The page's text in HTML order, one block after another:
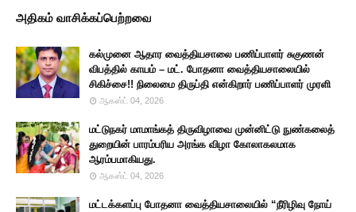
அதிகம் வாசிக்கப்பெற்றவை
கல்முனை ஆதார வைத்தியசாலை பணிப்பாளர் சுகுணன்
விபத்தில் காயம் – மட். போதனா வைத்தியசாலையில்
சிகிச்சை!! நிலைமை திருப்தி என்கிறார் பணிப்பாளர் முரளி
ஆகஸ்ட் 04, 2026
மட்டுநகர் மாமாங்கத் திருவிழாவை முன்னிட்டு நுண்கலைத்
துறையின் பாரம்பரிய அரங்க விழா கோலாகலமாக
ஆரம்பமாகியது.
ஆகஸ்ட் 04, 2026
மட்டக்களப்பு போதனா வைத்தியசாலையில் “நீரிழிவு நோய்